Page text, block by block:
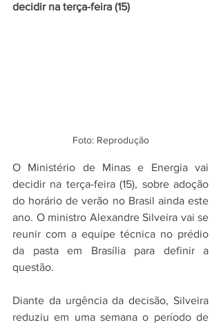
decidir na terça-feira (15)
Foto: Reprodução
O Ministério de Minas e Energia vai
decidir na terça-feira (15), sobre adoção
do horário de verão no Brasil ainda este
ano. O ministro Alexandre Silveira vai se
reunir com a equipe técnica no prédio
da pasta em Brasília para definir a
questão.
Diante da urgência da decisão, Silveira
reduziu em uma semana o período de